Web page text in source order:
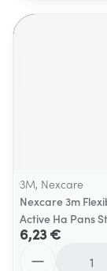
3M, Nexcare
Nexcare 3m
Active Ha Pans
6,23 €